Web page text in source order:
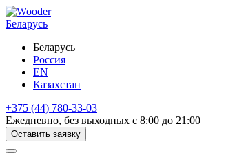
Беларусь
Беларусь
Россия
EN
Казахстан
+375 (44) 780-33-03
Ежедневно, без выходных с 8:00 до 21:00
Оставить заявку